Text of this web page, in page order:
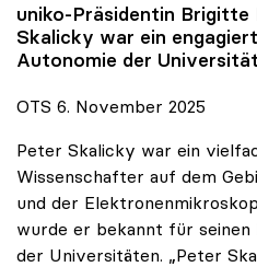
uniko-Präsidentin Brigitte
Skalicky war ein
Autonomie der
OTS 6. November 2025
Peter Skalicky war ein
Wissenschafter auf dem
und der
wurde er bekannt für seinen
der Universitäten. „Peter